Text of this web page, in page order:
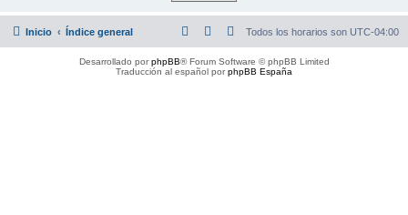
Inicio Índice general Todos los horarios son UTC-04:00
Desarrollado porphpBB® Forum Software © phpBB Limited
Traducción al español porphpBB España